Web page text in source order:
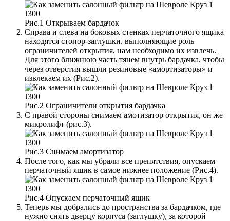
Рис.1 Открываем бардачок
Справа и слева на боковых стенках перчаточного ящика
находятся стопор-заглушки, выполняющие роль
ограничителей открытия, нам необходимо их извлечь.
Для этого ближнюю часть тянем внутрь бардачка, чтобы
через отверстия вышли резиновые «амортизаторы» и
извлекаем их (Рис.2).
Рис.2 Ограничители открытия бардачка
С правой стороны снимаем амотизатор открытия, он же
микролифт (рис.3).
Рис.3 Снимаем амортизатор
После того, как мы убрали все препятствия, опускаем
перчаточный ящик в самое нижнее положение (Рис.4).
Рис.4 Опускаем перчаточный ящик
Теперь мы добрались до пространства за бардачком, где
нужно снять дверцу корпуса (заглушку), за которой